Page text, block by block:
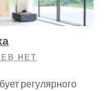
НЕТ
регулярного